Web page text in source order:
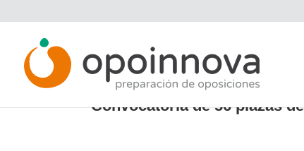
Convocatoria de 56 plazas